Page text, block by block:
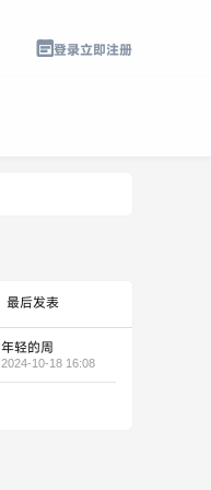
登录立即注册
最后发表
年轻的周
2024-10-18 16:08